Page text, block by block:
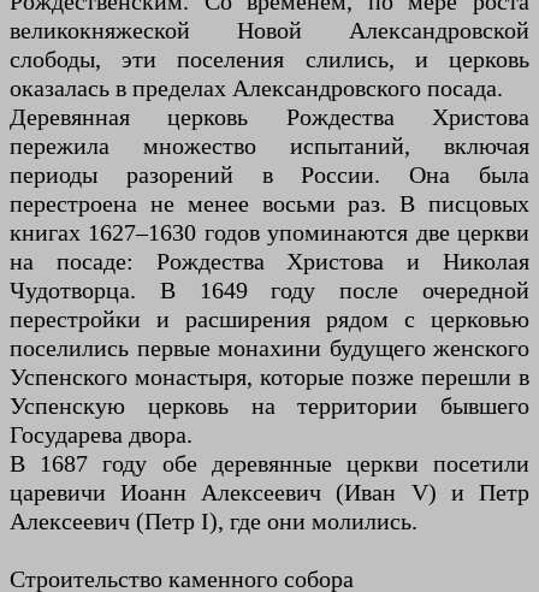
великокняжеской Новой Александровской
слободы, эти поселения слились, и церковь
оказалась в пределах Александровского посада.
Деревянная церковь Рождества Христова
пережила множество испытаний, включая
периоды разорений в России. Она была
перестроена не менее восьми раз. В писцовых
книгах 1627–1630 годов упоминаются две церкви
на посаде: Рождества Христова и Николая
Чудотворца. В 1649 году после очередной
перестройки и расширения рядом с церковью
поселились первые монахини будущего женского
Успенского монастыря, которые позже перешли в
Успенскую церковь на территории бывшего
Государева двора.
В 1687 году обе деревянные церкви посетили
царевичи Иоанн Алексеевич (Иван V) и Петр
Алексеевич (Петр I), где они молились.
Строительство каменного собора